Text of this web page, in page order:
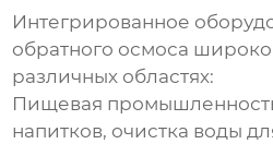
Интегрированное
обратного осмоса широко
различных областях:
Пищевая
напитков, очистка воды